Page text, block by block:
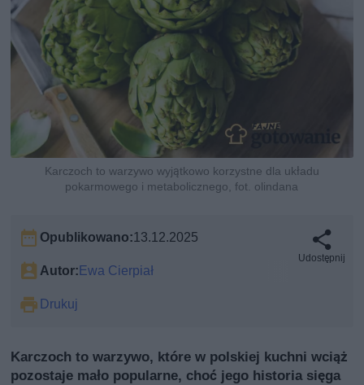
Karczoch to warzywo wyjątkowo korzystne dla układu
pokarmowego i metabolicznego, fot. olindana
Opublikowano:13.12.2025
Autor:Ewa Cierpiał
Drukuj
Udostępnij
Karczoch to warzywo, które w polskiej kuchni wciąż
pozostaje mało popularne, choć jego historia sięga